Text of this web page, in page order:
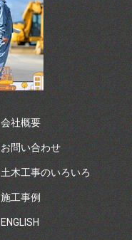
会社概要
お問い合わせ
土木工事のいろいろ
施工事例
ENGLISH